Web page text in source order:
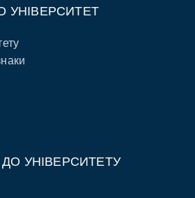
УНІВЕРСИТЕТ
УНІВЕРСИТЕТУ